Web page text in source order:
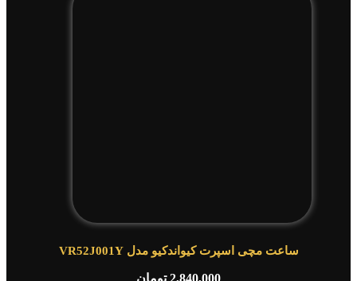
ساعت مچی اسپرت کیواندکیو مدل VR52J001Y
2,840,000 تومان